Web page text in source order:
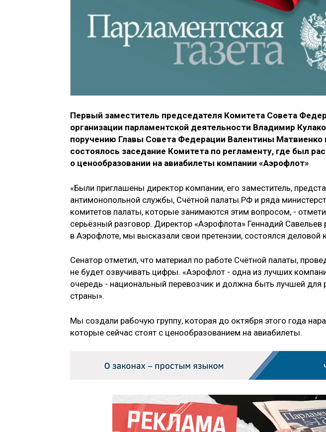
Первый заместитель председателя Комитета Совета
организации парламентской деятельности Владимир
поручению Главы Совета Федерации Валентины Матвиенко
состоялось заседание Комитета по регламенту, где был
о ценообразовании на авиабилеты компании «Аэрофлот»
«Были приглашены директор компании, его заместитель,
антимонопольной службы, Счётной палаты РФ и ряда
комитетов палаты, которые занимаются этим вопросом, -
серьёзный разговор. Директор «Аэрофлота» Геннадий Савельев
в Аэрофлоте, мы высказали свои претензии, состоялся деловой
Сенатор отметил, что материал по работе Счётной палаты,
не будет озвучивать цифры. «Аэрофлот - одна из лучших
очередь - национальный перевозчик и должна быть лучшей для
страны».
Мы создали рабочую группу, которая до октября этого года
которые сейчас стоят с ценообразованием на авиабилеты.